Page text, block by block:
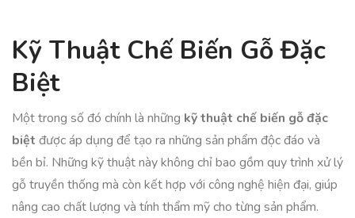
Kỹ Thuật Chế Biến Gỗ Đặc
Biệt
Một trong số đó chính là những kỹ thuật chế biến gỗ đặc
biệt được áp dụng để tạo ra những sản phẩm độc đáo và
bền bỉ. Những kỹ thuật này không chỉ bao gồm quy trình xử lý
gỗ truyền thống mà còn kết hợp với công nghệ hiện đại, giúp
nâng cao chất lượng và tính thẩm mỹ cho từng sản phẩm.